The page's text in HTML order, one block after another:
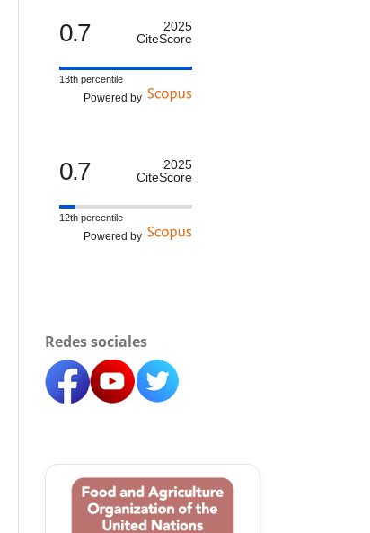
0.7
2025
CiteScore
13th percentile
Powered by
0.7
2025
CiteScore
12th percentile
Powered by
Redes sociales